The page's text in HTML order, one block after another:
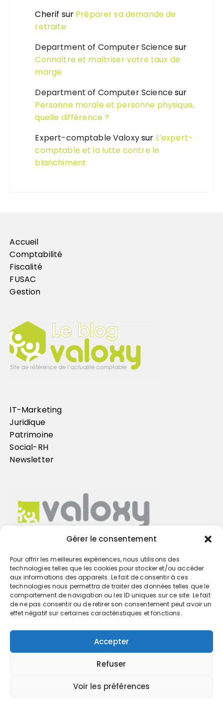
Gérer le consentement
Pour offrir les meilleures expériences, nous utilisons des
technologies telles que les cookies pour stocker et/ou accéder
aux informations des appareils. Le fait de consentir à ces
technologies nous permettra de traiter des données telles que le
comportement de navigation ou les ID uniques sur ce site. Le fait
de ne pas consentir ou de retirer son consentement peut avoir un
effet négatif sur certaines caractéristiques et fonctions.
Accepter
Refuser
Voir les préférences
Cherif sur Préparer sa demande de
retraite
Department of Computer Sciencesur
Connaître et maîtriser votre taux de
marge
Department of Computer Sciencesur
Personne morale et personne physique,
quelle différence ?
Expert-comptable Valoxysur L’expert-
comptable et la lutte contre le
blanchiment
Accueil
Comptabilité
Fiscalité
FUSAC
Gestion
IT-Marketing
Juridique
Patrimoine
Social-RH
Newsletter
Trouvez votre cabinet
GO